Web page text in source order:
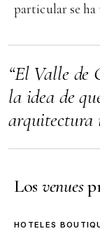
particular se
“El Valle de
la idea de
arquitectura
Los venues
HOTELES